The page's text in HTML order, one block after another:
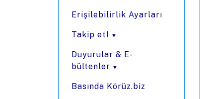
Erişilebilirlik Ayarları
Takip et!
Duyurular & E-
bültenler
Basında Körüz.biz